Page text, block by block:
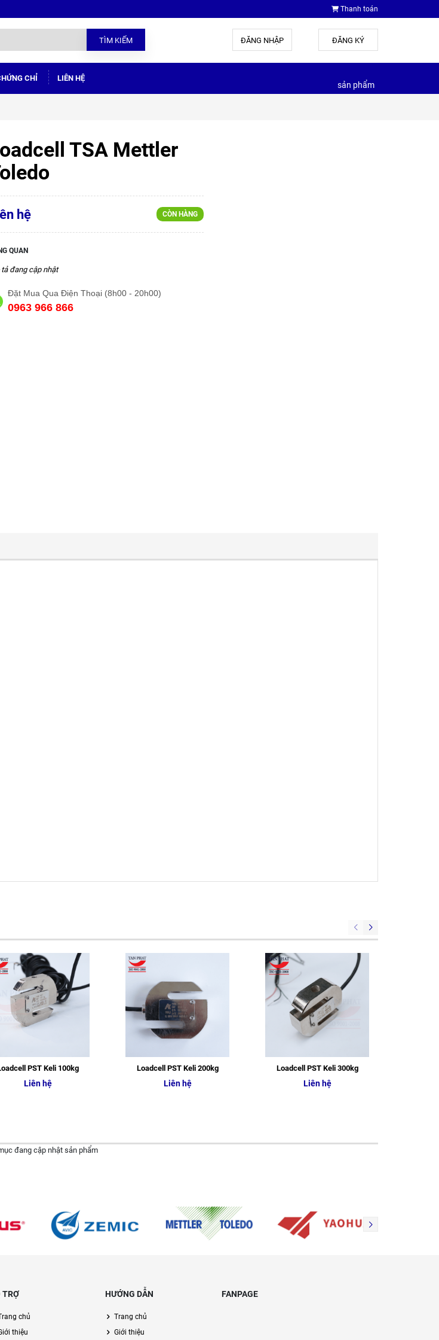
Thanh toán
TÌM KIẾM ĐĂNG NHẬP ĐĂNG KÝ
CHỈ LIÊN HỆ
sản phẩm
TSA Mettler
hệ CÒN HÀNG
QUAN
tả đang cập nhật
Đặt Mua Qua Điện Thoại (8h00 - 20h00)
0963 966 866
PST Keli 100kg
Liên hệ
Loadcell PST Keli 200kg
Liên hệ
Loadcell PST Keli 300kg
Liên hệ
đang cập nhật sản phẩm
TRỢ
chủ
thiệu
HƯỚNG DẪN
Trang chủ
Giới thiệu
FANPAGE